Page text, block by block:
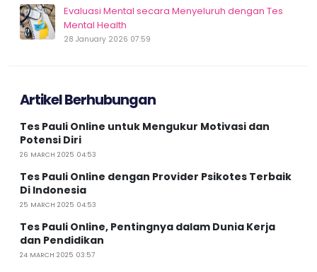
Evaluasi Mental secara Menyeluruh dengan Tes
Mental Health
28 January 2026 07:59
Artikel Berhubungan
Tes Pauli Online untuk Mengukur Motivasi dan
Potensi Diri
26 MARCH 2025 04:53
Tes Pauli Online dengan Provider Psikotes Terbaik
Di Indonesia
25 MARCH 2025 04:53
Tes Pauli Online, Pentingnya dalam Dunia Kerja
dan Pendidikan
24 MARCH 2025 03:57